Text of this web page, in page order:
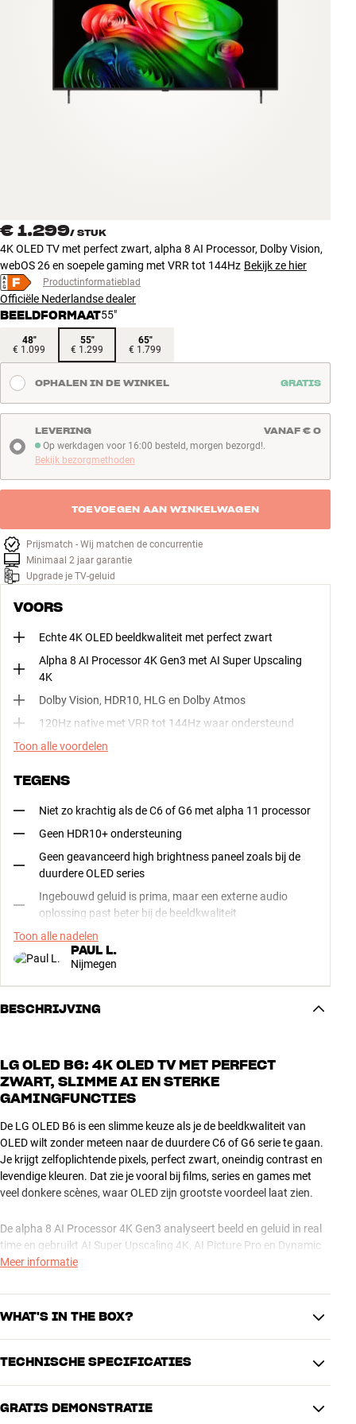
Accessoires
INSPIRATIE
MERKEN
Klantenservice
Inloggen
Klantenservice
Bouw met geluid
€ 1.299/ STUK
4K OLED TV met perfect zwart, alpha 8 AI Processor, Dolby Vision,
webOS 26 en soepele gaming met VRR tot 144Hz Bekijk ze hier
Productinformatieblad
Officiële Nederlandse dealer
BEELDFORMAAT55"
48"
€ 1.099
55"
€ 1.299
65"
€ 1.799
OPHALEN IN DE WINKEL GRATIS
Op werkdagen voor 16:00 besteld, morgen bezorgd!
Op werkdagen voor 16:00 besteld, morgen bezorgd!.
Bekijk bezorgmethoden
LEVERING VANAF € 0
TOEVOEGEN AAN WINKELWAGEN
Prijsmatch - Wij matchen de concurrentie
Minimaal 2 jaar garantie
Upgrade je TV-geluid
VOORS
Echte 4K OLED beeldkwaliteit met perfect zwart
Alpha 8 AI Processor 4K Gen3 met AI Super Upscaling
4K
Dolby Vision, HDR10, HLG en Dolby Atmos
120Hz native met VRR tot 144Hz waar ondersteund
Toon alle voordelen
TEGENS
Niet zo krachtig als de C6 of G6 met alpha 11 processor
Geen HDR10+ ondersteuning
Geen geavanceerd high brightness paneel zoals bij de
duurdere OLED series
Ingebouwd geluid is prima, maar een externe audio
oplossing past beter bij de beeldkwaliteit
Toon alle nadelen
PAUL L.
Nijmegen
BESCHRIJVING
LG OLED B6: 4K OLED TV MET PERFECT
ZWART, SLIMME AI EN STERKE
GAMINGFUNCTIES
De LG OLED B6 is een slimme keuze als je de beeldkwaliteit van
OLED wilt zonder meteen naar de duurdere C6 of G6 serie te gaan.
Je krijgt zelfoplichtende pixels, perfect zwart, oneindig contrast en
levendige kleuren. Dat zie je vooral bij films, series en games met
veel donkere scènes, waar OLED zijn grootste voordeel laat zien.
De alpha 8 AI Processor 4K Gen3 analyseert beeld en geluid in real
time en gebruikt AI Super Upscaling 4K, AI Picture Pro en Dynamic
Tone Mapping Pro om scherpte, contrast en helderheid te
het 4K OLED scherm.
zo dicht mogelijk bij de bedoeling van de maker, terwijl de TV
Meer informatie
WHAT'S IN THE BOX?
Batterijen voor de afstandsbediening.
TECHNISCHE SPECIFICATIES
IMAGE
GRATIS DEMONSTRATIE